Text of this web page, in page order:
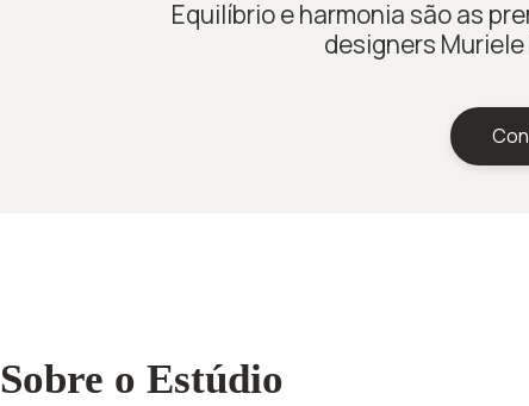
Equilíbrio e harmonia são as
designers
Sobre o Estúdio